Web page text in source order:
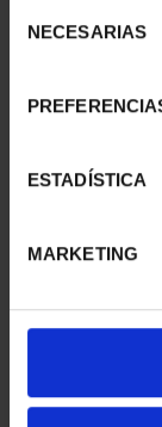
NECESARIAS
ESTADÍSTICA
MARKETING
1 Productos
PROVINCIA